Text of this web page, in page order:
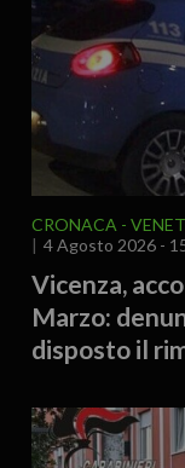
CRONACA
4 Agosto 2026 -
Vicenza,
Marzo:
disposto il